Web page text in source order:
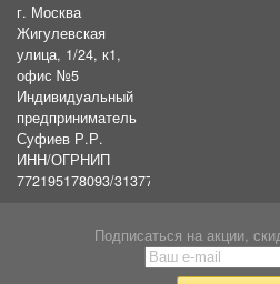
г. Москва
Жигулевская
улица, 1/24, к1,
офис №5
Индивидуальный
предприниматель
Суфиев Р.Р.
ИНН/ОГРНИП
772195178093/31377461610054
Подписаться на акции,